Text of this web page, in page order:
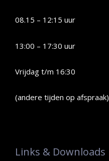
08.15 – 12:15 uur
13:00 – 17:30 uur
Vrijdag t/m 16:30
(andere tijden op afspraak)
Links & Downloads